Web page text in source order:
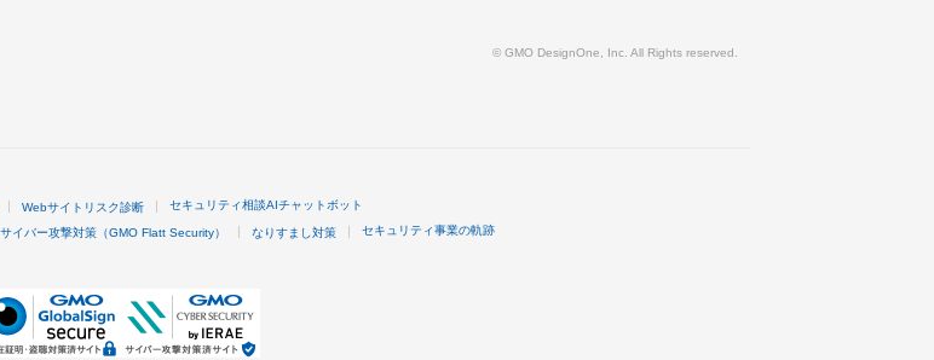
© GMO DesignOne, Inc. All Rights reserved.
Webサイトリスク診断 セキュリティ相談AIチャットボット
サイバー攻撃対策（GMO Flatt Security） なりすまし対策 セキュリティ事業の軌跡